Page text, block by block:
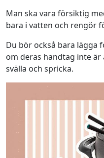
Man ska vara försiktig
bara i vatten och rengör
Du bör också bara lägga
om deras handtag inte är
svälla och spricka.